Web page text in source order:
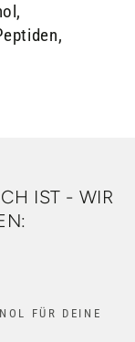
IST - WIR
FÜR DEINE